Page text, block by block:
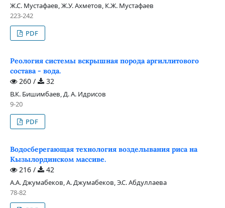
Ж.С. Мустафаев, Ж.У. Ахметов, К.Ж. Мустафаев
223-242
PDF
Реология системы вскрышная порода аргиллитового
состава - вода.
260 / 32
В.К. Бишимбаев, Д. А. Идрисов
9-20
PDF
Водосберегающая технология возделывания риса на
Кызылординском массиве.
216 / 42
А.А. Джумабеков, А. Джумабеков, Э.С. Абдуллаева
78-82